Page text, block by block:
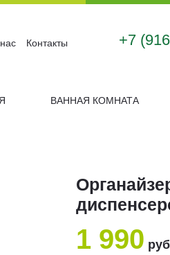
Контакты +7
ВАННАЯ КОМНАТА
1 990 руб